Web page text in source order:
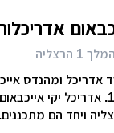
1 הרצליה
אדריכל ומהנדס
1986. אדריכל יקי
ויחד הם